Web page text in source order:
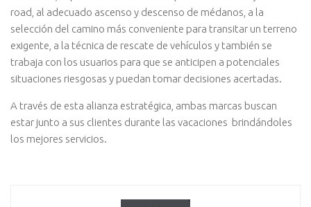
road, al adecuado ascenso y descenso de médanos, a la
selección del camino más conveniente para transitar un terreno
exigente, a la técnica de rescate de vehículos y también se
trabaja con los usuarios para que se anticipen a potenciales
situaciones riesgosas y puedan tomar decisiones acertadas.
A través de esta alianza estratégica, ambas marcas buscan
estar junto a sus clientes durante las vacaciones brindándoles
los mejores servicios.